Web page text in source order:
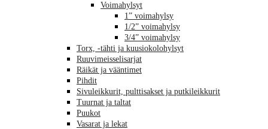
Voimahylsyt
1” voimahylsy
1/2” voimahylsy
3/4” voimahylsy
Torx, -tähti ja kuusiokolohylsyt
Ruuvimeisselisarjat
Räikät ja vääntimet
Pihdit
Sivuleikkurit, pulttisakset ja putkileikkurit
Tuurnat ja taltat
Puukot
Vasarat ja lekat